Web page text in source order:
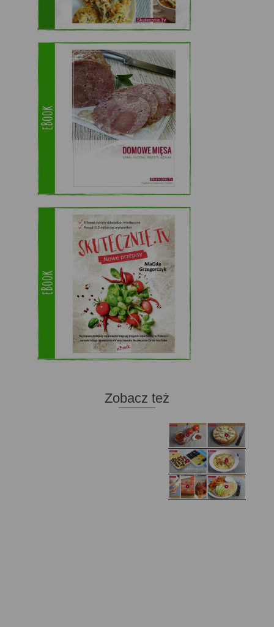
Zobacz też
Domowy ketchup (bez
cukru)
Tarta francuska z
cebulą i pomidorem
Domowe żelki
Zupa kurkowa z
selerem i pietruszką